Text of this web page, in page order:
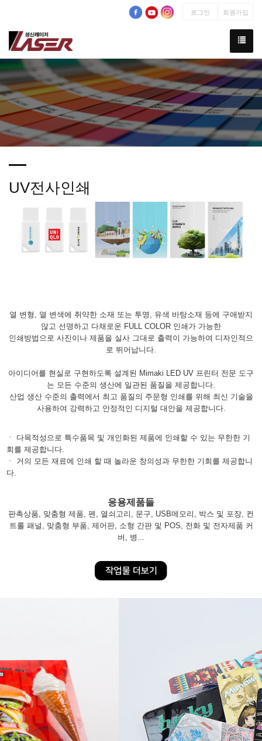
로그인 회원가입
UV전사인쇄
열 변형, 열 변색에 취약한 소재 또는 투명, 유색 바탕소재 등에 구애받지
않고 선명하고 다채로운 FULL COLOR 인쇄가 가능한
인쇄방법으로 사진이나 제품을 실사 그대로 출력이 가능하여 디자인적으
로 뛰어납니다.
아이디어를 현실로 구현하도록 설계된 Mimaki LED UV 프린터 전문 도구
는 모든 수준의 생산에 일관된 품질을 제공합니다.
산업 생산 수준의 출력에서 최고 품질의 주문형 인쇄를 위해 최신 기술을
사용하여 강력하고 안정적인 디지털 대안을 제공합니다.
ㆍ 다목적성으로 특수품목 및 개인화된 제품에 인쇄할 수 있는 무한한 기
회를 제공합니다.
ㆍ 거의 모든 재료에 인쇄 할 때 놀라운 창의성과 무한한 기회를 제공합니
다.
응용제품들
판촉상품, 맞춤형 제품, 펜, 열쇠고리, 문구, USB메모리, 박스 및 포장, 컨
트롤 패널, 맞춤형 부품, 제어판, 소형 간판 및 POS, 전화 및 전자제품 커
버, 병...